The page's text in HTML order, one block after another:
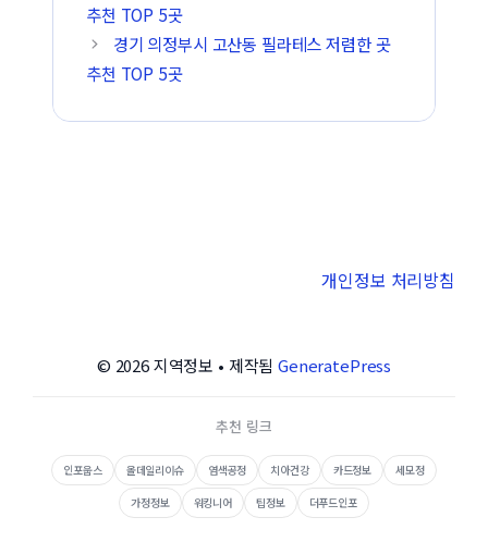
추천 TOP 5곳
경기 의정부시 고산동 필라테스 저렴한 곳
추천 TOP 5곳
개인정보 처리방침
© 2026 지역정보 • 제작됨GeneratePress
추천 링크
인포웁스 올데일리이슈 염색공정 치아건강 카드정보
세모정
가정정보
워킹니어 팁정보 더푸드인포